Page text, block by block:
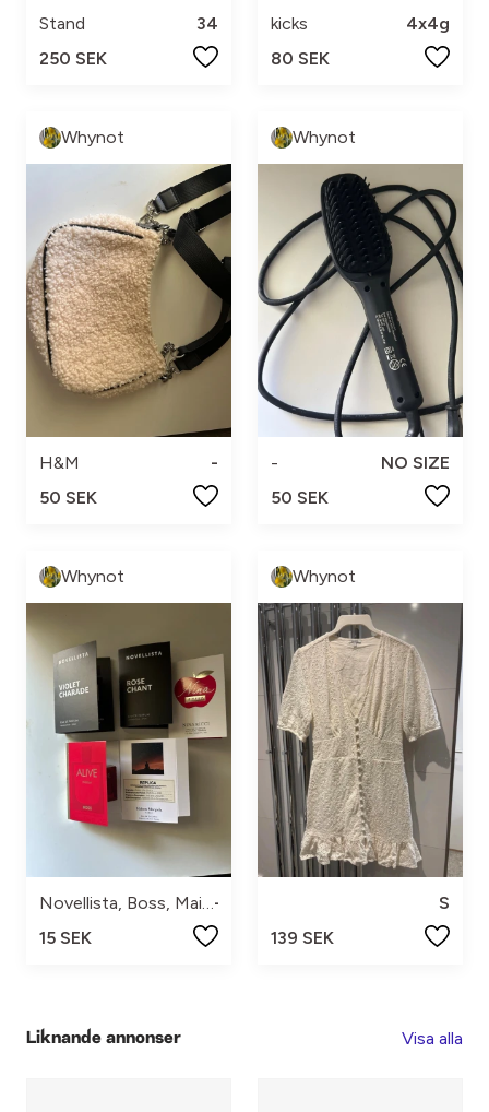
Stand
34
250 SEK
kicks
4x4g
80 SEK
Whynot
H&M
-
50 SEK
Whynot
-
NO SIZE
50 SEK
Whynot
Novellista, Boss, Maison Margiela, Nina Ricci
15 SEK
Whynot
S
139 SEK
Liknande annonser Visa alla